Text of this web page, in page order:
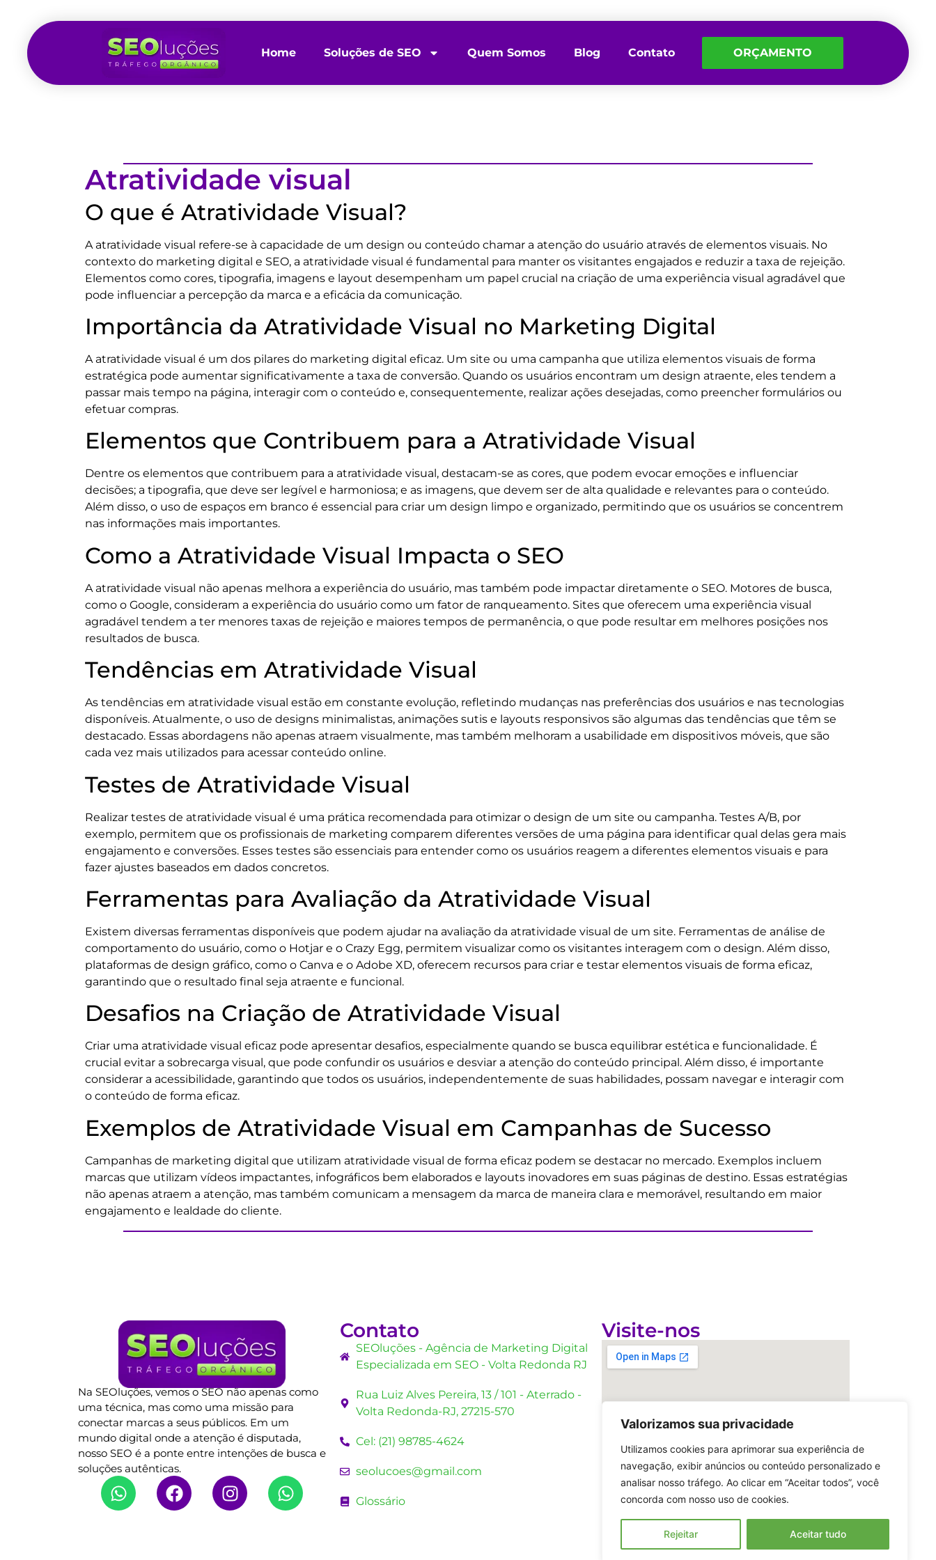
Valorizamos sua privacidade
Utilizamos cookies para aprimorar sua experiência de
navegação, exibir anúncios ou conteúdo personalizado e
analisar nosso tráfego. Ao clicar em “Aceitar todos”, você
concorda com nosso uso de cookies.
Rejeitar Aceitar tudo
Home Soluções de SEO Quem Somos Blog Contato ORÇAMENTO
Atratividade visual
O que é Atratividade Visual?
A atratividade visual refere-se à capacidade de um design ou conteúdo chamar a atenção do usuário através de elementos visuais. No
contexto do marketing digital e SEO, a atratividade visual é fundamental para manter os visitantes engajados e reduzir a taxa de rejeição.
Elementos como cores, tipografia, imagens e layout desempenham um papel crucial na criação de uma experiência visual agradável que
pode influenciar a percepção da marca e a eficácia da comunicação.
Importância da Atratividade Visual no Marketing Digital
A atratividade visual é um dos pilares do marketing digital eficaz. Um site ou uma campanha que utiliza elementos visuais de forma
estratégica pode aumentar significativamente a taxa de conversão. Quando os usuários encontram um design atraente, eles tendem a
passar mais tempo na página, interagir com o conteúdo e, consequentemente, realizar ações desejadas, como preencher formulários ou
efetuar compras.
Elementos que Contribuem para a Atratividade Visual
Dentre os elementos que contribuem para a atratividade visual, destacam-se as cores, que podem evocar emoções e influenciar
decisões; a tipografia, que deve ser legível e harmoniosa; e as imagens, que devem ser de alta qualidade e relevantes para o conteúdo.
Além disso, o uso de espaços em branco é essencial para criar um design limpo e organizado, permitindo que os usuários se concentrem
nas informações mais importantes.
Como a Atratividade Visual Impacta o SEO
A atratividade visual não apenas melhora a experiência do usuário, mas também pode impactar diretamente o SEO. Motores de busca,
como o Google, consideram a experiência do usuário como um fator de ranqueamento. Sites que oferecem uma experiência visual
agradável tendem a ter menores taxas de rejeição e maiores tempos de permanência, o que pode resultar em melhores posições nos
resultados de busca.
Tendências em Atratividade Visual
As tendências em atratividade visual estão em constante evolução, refletindo mudanças nas preferências dos usuários e nas tecnologias
disponíveis. Atualmente, o uso de designs minimalistas, animações sutis e layouts responsivos são algumas das tendências que têm se
destacado. Essas abordagens não apenas atraem visualmente, mas também melhoram a usabilidade em dispositivos móveis, que são
cada vez mais utilizados para acessar conteúdo online.
Testes de Atratividade Visual
Realizar testes de atratividade visual é uma prática recomendada para otimizar o design de um site ou campanha. Testes A/B, por
exemplo, permitem que os profissionais de marketing comparem diferentes versões de uma página para identificar qual delas gera mais
engajamento e conversões. Esses testes são essenciais para entender como os usuários reagem a diferentes elementos visuais e para
fazer ajustes baseados em dados concretos.
Ferramentas para Avaliação da Atratividade Visual
Existem diversas ferramentas disponíveis que podem ajudar na avaliação da atratividade visual de um site. Ferramentas de análise de
comportamento do usuário, como o Hotjar e o Crazy Egg, permitem visualizar como os visitantes interagem com o design. Além disso,
plataformas de design gráfico, como o Canva e o Adobe XD, oferecem recursos para criar e testar elementos visuais de forma eficaz,
garantindo que o resultado final seja atraente e funcional.
Desafios na Criação de Atratividade Visual
Criar uma atratividade visual eficaz pode apresentar desafios, especialmente quando se busca equilibrar estética e funcionalidade. É
crucial evitar a sobrecarga visual, que pode confundir os usuários e desviar a atenção do conteúdo principal. Além disso, é importante
considerar a acessibilidade, garantindo que todos os usuários, independentemente de suas habilidades, possam navegar e interagir com
o conteúdo de forma eficaz.
Exemplos de Atratividade Visual em Campanhas de Sucesso
Campanhas de marketing digital que utilizam atratividade visual de forma eficaz podem se destacar no mercado. Exemplos incluem
marcas que utilizam vídeos impactantes, infográficos bem elaborados e layouts inovadores em suas páginas de destino. Essas estratégias
não apenas atraem a atenção, mas também comunicam a mensagem da marca de maneira clara e memorável, resultando em maior
engajamento e lealdade do cliente.
Na SEOluções, vemos o SEO não apenas como
uma técnica, mas como uma missão para
conectar marcas a seus públicos. Em um
mundo digital onde a atenção é disputada,
nosso SEO é a ponte entre intenções de busca e
soluções autênticas.
Contato
SEOluções - Agência de Marketing Digital
Especializada em SEO - Volta Redonda RJ
Rua Luiz Alves Pereira, 13 / 101 - Aterrado -
Volta Redonda-RJ, 27215-570
Cel: (21) 98785-4624
seolucoes@gmail.com
Glossário
Visite-nos